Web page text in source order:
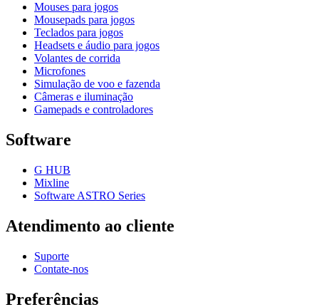
Mouses para jogos
Mousepads para jogos
Teclados para jogos
Headsets e áudio para jogos
Volantes de corrida
Microfones
Simulação de voo e fazenda
Câmeras e iluminação
Gamepads e controladores
Software
G HUB
Mixline
Software ASTRO Series
Atendimento ao cliente
Suporte
Contate-nos
Preferências